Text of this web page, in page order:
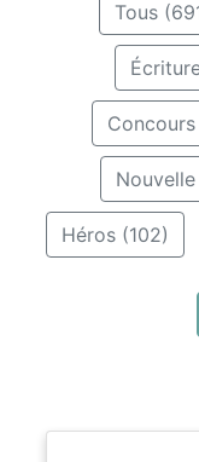
Tous
Concours
Nouvelle
Héros (102)